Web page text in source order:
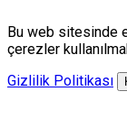
Bu web sitesinde
çerezler
Gizlilik Politikası